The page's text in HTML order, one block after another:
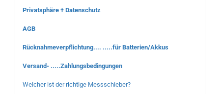
Privatsphäre + Datenschutz
AGB
Rücknahmeverpflichtung.... .....für Batterien/Akkus
Versand- .....Zahlungsbedingungen
Welcher ist der richtige Messschieber?